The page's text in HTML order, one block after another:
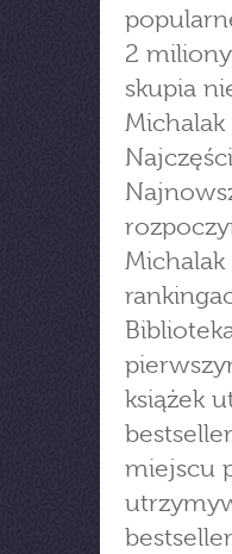
2
skupia
Michalak
książek
miejscu